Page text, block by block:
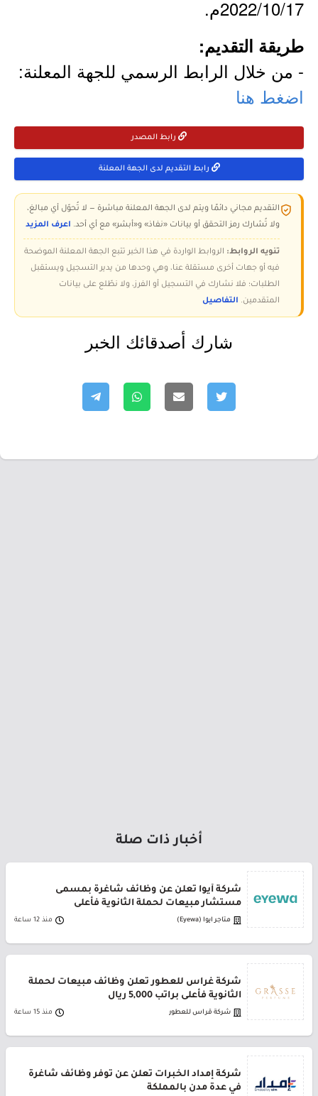
2022/10/17م.
طريقة التقديم:
- من خلال الرابط الرسمي للجهة المعلنة:
اضغط هنا
رابط المصدر
رابط التقديم لدى الجهة المعلنة
التقديم مجاني دائمًا ويتم لدى الجهة المعلنة مباشرة — لا تُحوّل أي مبالغ،
ولا تُشارك رمز التحقق أو بيانات «نفاذ» و«أبشر» مع أي أحد. اعرف المزيد
تنويه الروابط: الروابط الواردة في هذا الخبر تتبع الجهة المعلنة الموضحة
فيه أو جهات أخرى مستقلة عنا، وهي وحدها من يدير التسجيل ويستقبل
الطلبات؛ فلا نشارك في التسجيل أو الفرز، ولا نطّلع على بيانات
المتقدمين. التفاصيل
شارك أصدقائك الخبر
أخبار ذات صلة
شركة أيوا تعلن عن وظائف شاغرة بمسمى
مستشار مبيعات لحملة الثانوية فأعلى
متاجر ايوا (Eyewa) منذ 12 ساعة
شركة غراس للعطور تعلن وظائف مبيعات لحملة
الثانوية فأعلى براتب 5,000 ريال
شركة قراس للعطور منذ 15 ساعة
شركة إمداد الخبرات تعلن عن توفر وظائف شاغرة
في عدة مدن بالمملكة